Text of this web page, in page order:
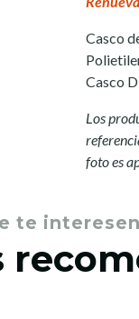
Casco
Casco
Los
foto es
te